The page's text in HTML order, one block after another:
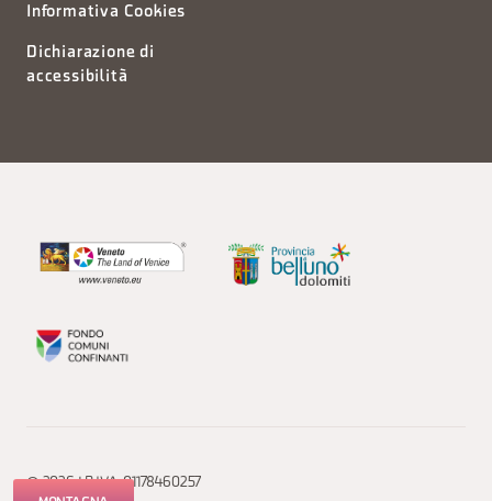
Informativa Cookies
Dichiarazione di
accessibilità
© 2026 | P.IVA: 01178460257